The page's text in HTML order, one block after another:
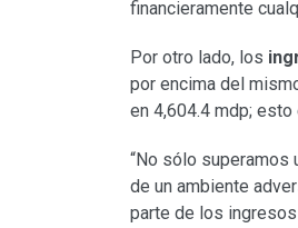
financieramente
Por otro lado, los
por encima del
en 4,604.4 mdp;
“No sólo superamos
de un ambiente
parte de los